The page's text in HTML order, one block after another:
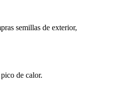
semillas de exterior,
de calor.